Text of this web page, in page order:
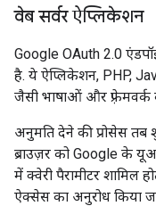
वेब सर्वर ऐप्लिकेशन
Google OAuth 2.0
है. ये ऐप्लिकेशन, PHP,
जैसी भाषाओं और फ़्रेमवर्क
अनुमति देने की प्रोसेस
ब्राउज़र को Google के
में क्वेरी पैरामीटर शामिल
ऐक्सेस का अनुरोध किया जा